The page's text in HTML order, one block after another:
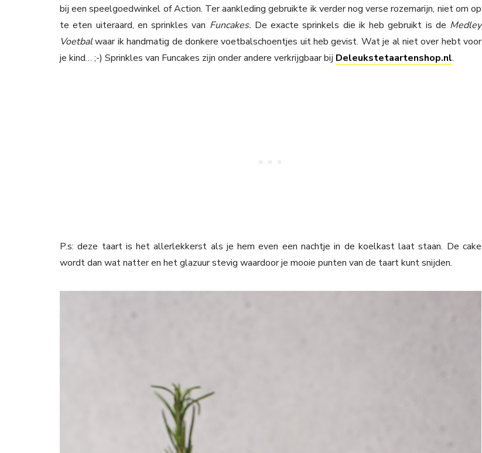
bij een speelgoedwinkel of Action. Ter aankleding gebruikte ik verder nog verse rozemarijn, niet om op
te eten uiteraard, en sprinkles van Funcakes. De exacte sprinkels die ik heb gebruikt is de Medley
Voetbalwaar ik handmatig de donkere voetbalschoentjes uit heb gevist. Wat je al niet over hebt voor
je kind… ;-) Sprinkles van Funcakes zijn onder andere verkrijgbaar bij Deleukstetaartenshop.nl.
P.s: deze taart is het allerlekkerst als je hem even een nachtje in de koelkast laat staan. De cake
wordt dan wat natter en het glazuur stevig waardoor je mooie punten van de taart kunt snijden.